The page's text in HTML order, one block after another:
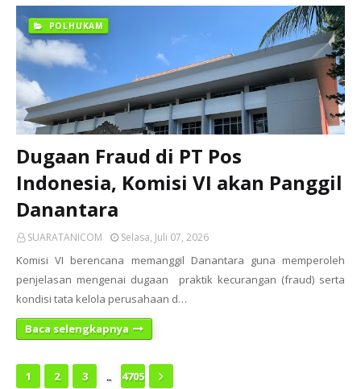
POLHUKAM
Dugaan Fraud di PT Pos
Indonesia, Komisi VI akan Panggil
Danantara
SUARATANICOM Selasa, Juli 07, 2026
Komisi VI berencana memanggil Danantara guna memperoleh
penjelasan mengenai dugaan praktik kecurangan (fraud) serta
kondisi tata kelola perusahaan d…
Baca selengkapnya
1 2 3 ... 4705